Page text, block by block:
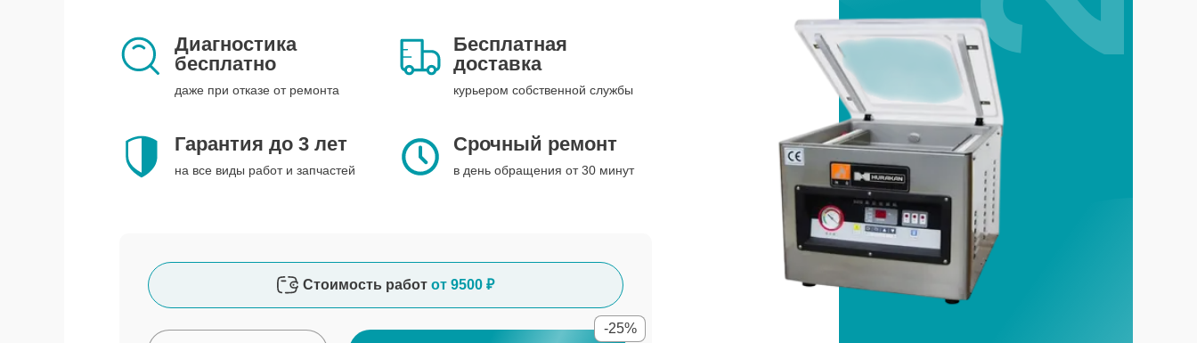
Диагностика
бесплатно
даже при отказе от ремонта
Бесплатная
доставка
курьером собственной службы
Гарантия до 3 лет
на все виды работ и запчастей
Срочный ремонт
в день обращения от 30 минут
Стоимость работ от 9500 ₽
-25%